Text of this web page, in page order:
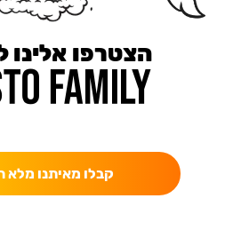
הצטרפו אלינו
קבלו מאיתנו מלא